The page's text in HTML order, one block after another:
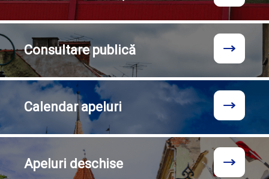
Consultarepublică
Calendarapeluri
Apeluri deschise